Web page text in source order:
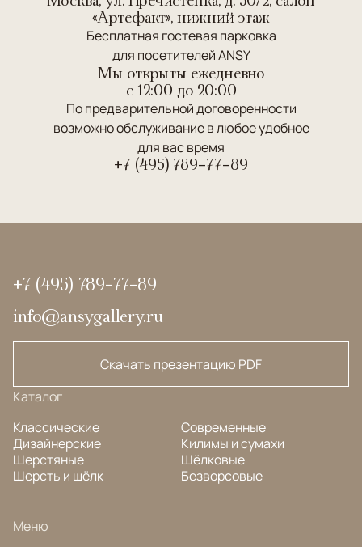
«Артефакт», нижний этаж
Бесплатная гостевая парковка
для посетителей ANSY
Мы открыты ежедневно
c 12:00 до 20:00
По предварительной договоренности
возможно обслуживание в любое удобное
для вас время
+7 (495) 789-77-89
+7 (495) 789-77-89
info@ansygallery.ru
Скачать презентацию PDF
Каталог
Классические
Дизайнерские
Шерстяные
Шерсть и шёлк
Современные
Килимы и сумахи
Шёлковые
Безворсовые
Меню